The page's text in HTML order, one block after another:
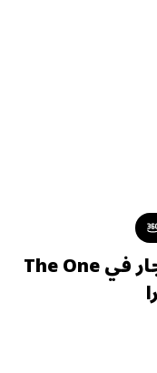
١٩٣٠ قدم مربع شقة لـ للايجار في The One